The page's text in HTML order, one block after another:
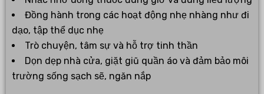
Đồng hành trong các hoạt động nhẹ nhàng như đi
dạo, tập thể dục nhẹ
Trò chuyện, tâm sự và hỗ trợ tinh thần
Dọn dẹp nhà cửa, giặt giũ quần áo và đảm bảo môi
trường sống sạch sẽ, ngăn nắp